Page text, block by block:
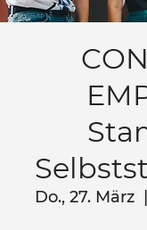
Do., 27. März